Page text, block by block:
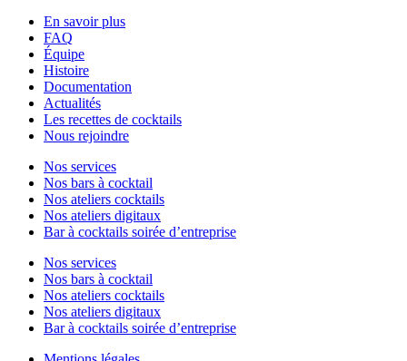
En savoir plus
FAQ
Équipe
Histoire
Documentation
Actualités
Les recettes de cocktails
Nous rejoindre
Nos services
Nos bars à cocktail
Nos ateliers cocktails
Nos ateliers digitaux
Bar à cocktails soirée d’entreprise
Nos services
Nos bars à cocktail
Nos ateliers cocktails
Nos ateliers digitaux
Bar à cocktails soirée d’entreprise